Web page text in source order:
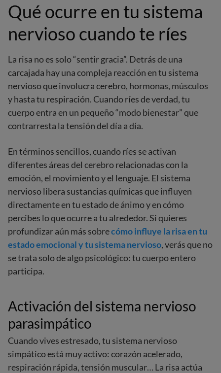
Qué ocurre en tu sistema
nervioso cuando te ríes
La risa no es solo “sentir gracia”. Detrás de una
carcajada hay una compleja reacción en tu sistema
nervioso que involucra cerebro, hormonas, músculos
y hasta tu respiración. Cuando ríes de verdad, tu
cuerpo entra en un pequeño “modo bienestar” que
contrarresta la tensión del día a día.
En términos sencillos, cuando ríes se activan
diferentes áreas del cerebro relacionadas con la
emoción, el movimiento y el lenguaje. El sistema
nervioso libera sustancias químicas que influyen
directamente en tu estado de ánimo y en cómo
percibes lo que ocurre a tu alrededor. Si quieres
profundizar aún más sobrecómo influye la risa en tu
estado emocional y tu sistema nervioso, verás que no
se trata solo de algo psicológico: tu cuerpo entero
participa.
Activación del sistema nervioso
parasimpático
Cuando vives estresado, tu sistema nervioso
simpático está muy activo: corazón acelerado,
respiración rápida, tensión muscular… La risa actúa